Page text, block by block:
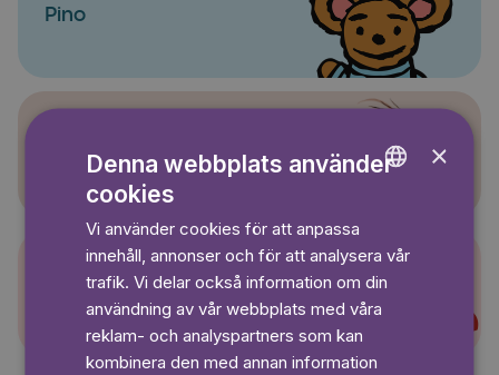
Pino
Sagasagor
Super-Charlie
×
Denna webbplats använder
cookies
Vi använder cookies för att anpassa
innehåll, annonser och för att analysera vår
trafik. Vi delar också information om din
användning av vår webbplats med våra
reklam- och analyspartners som kan
kombinera den med annan information